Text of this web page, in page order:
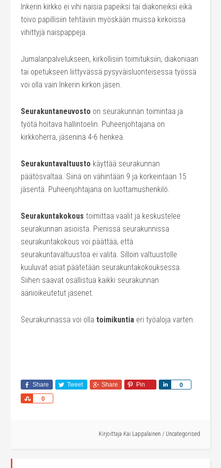
Inkerin kirkko ei vihi naisia papeiksi tai diakoneiksi eikä
toivo papillisiin tehtäviin myöskään muissa kirkoissa
vihittyjä naispappeja.
Jumalanpalvelukseen, kirkollisiin toimituksiin, diakoniaan
tai opetukseen liittyvässä pysyväisluonteisessa työssä
voi olla vain Inkerin kirkon jäsen.
Seurakuntaneuvosto on seurakunnan toimintaa ja
työtä hoitava hallintoelin. Puheenjohtajana on
kirkkoherra, jäseninä 4-6 henkeä.
Seurakuntavaltuusto käyttää seurakunnan
päätösvaltaa. Siinä on vähintään 9 ja korkeintaan 15
jäsentä. Puheenjohtajana on luottamushenkilö.
Seurakuntakokous toimittaa vaalit ja keskustelee
seurakunnan asioista. Pienissä seurakunnissa
seurakuntakokous voi päättää, että
seurakuntavaltuustoa ei valita. Silloin valtuustolle
kuuluvat asiat päätetään seurakuntakokouksessa.
Siihen saavat osallistua kaikki seurakunnan
äänioikeutetut jäsenet.
Seurakunnassa voi olla toimikuntia eri työaloja varten.
Share Tweet Share Pin 0
Share
0
Share
Kirjoittaja Kai Lappalainen / Uncategorised